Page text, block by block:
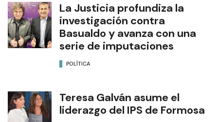
La Justicia profundiza la
investigación contra
Basualdo y avanza con una
serie de imputaciones
POLÍTICA
Teresa Galván asume el
liderazgo del IPS de Formosa